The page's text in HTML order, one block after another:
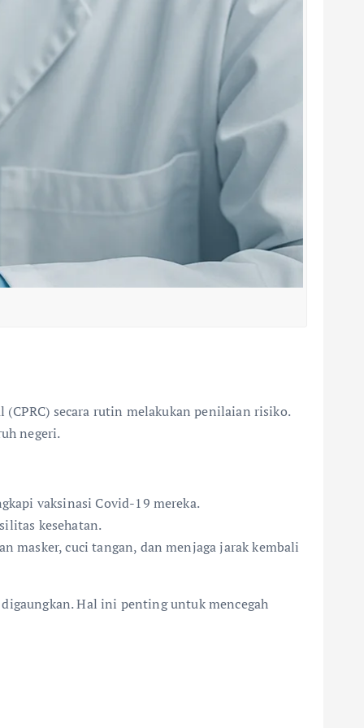
secara rutin melakukan penilaian risiko.
negeri.
vaksinasi Covid-19 mereka.
kesehatan.
masker, cuci tangan, dan menjaga jarak kembali
Hal ini penting untuk mencegah